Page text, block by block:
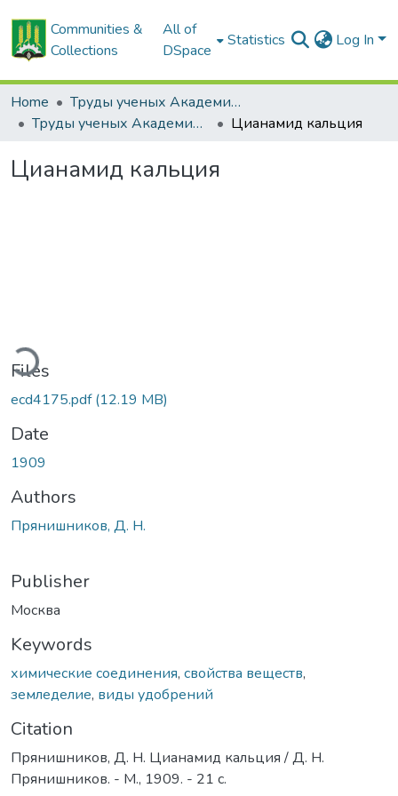
Communities &
Collections
All of
DSpace
Statistics Log In
Home
Труды ученых Академии (1855-1971)
Труды ученых Академии (1855-1971)
Цианамид кальция
Цианамид кальция
Files
ecd4175.pdf(12.19 MB)
Date
1909
Authors
Прянишников, Д. Н.
Publisher
Москва
Keywords
химические соединения, свойства веществ,
земледелие, виды удобрений
Citation
Прянишников, Д. Н. Цианамид кальция / Д. Н.
Прянишников. - М., 1909. - 21 с.